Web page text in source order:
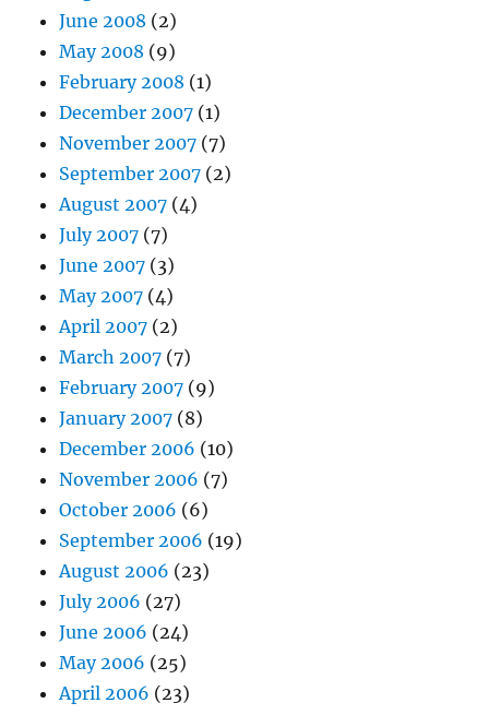
June 2008 (2)
May 2008 (9)
February 2008 (1)
December 2007 (1)
November 2007 (7)
September 2007 (2)
August 2007 (4)
July 2007 (7)
June 2007 (3)
May 2007 (4)
April 2007 (2)
March 2007 (7)
February 2007 (9)
January 2007 (8)
December 2006 (10)
November 2006 (7)
October 2006 (6)
September 2006 (19)
August 2006 (23)
July 2006 (27)
June 2006 (24)
May 2006 (25)
April 2006 (23)